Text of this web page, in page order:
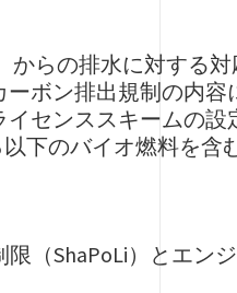
からの排水に対する
ーボン排出規制の内
イセンススキームの
以下のバイオ燃料を
限（ShaPoLi）とエン